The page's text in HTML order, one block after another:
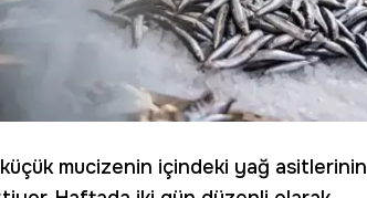
mucizenin içindeki yağ asitlerinin